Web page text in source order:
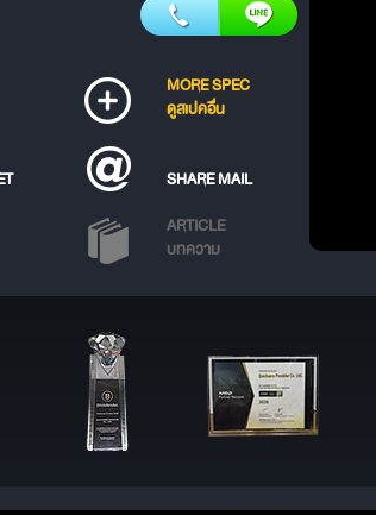
MORE SPEC
ดูสเปคอื่น
SHARE MAIL
ARTICLE
บทความ